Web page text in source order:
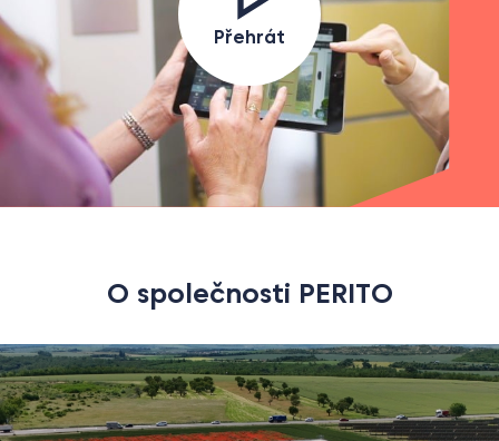
Přehrát
O společnosti PERITO